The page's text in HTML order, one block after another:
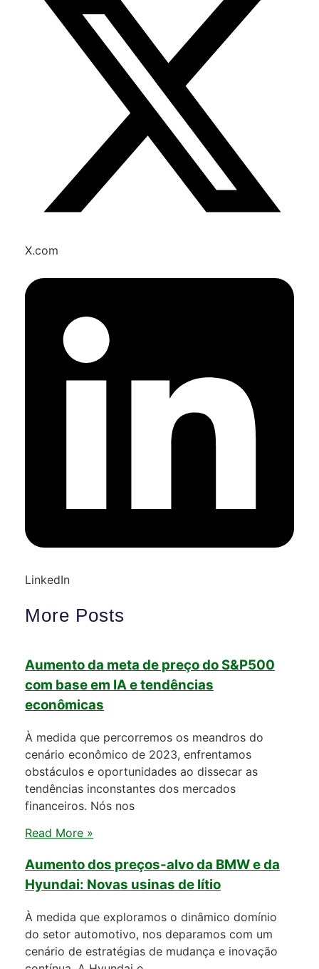
X.com
LinkedIn
More Posts
Aumento da meta de preço do S&P500
com base em IA e tendências
econômicas
À medida que percorremos os meandros do
cenário econômico de 2023, enfrentamos
obstáculos e oportunidades ao dissecar as
tendências inconstantes dos mercados
financeiros. Nós nos
Read More »
Aumento dos preços-alvo da BMW e da
Hyundai: Novas usinas de lítio
À medida que exploramos o dinâmico domínio
do setor automotivo, nos deparamos com um
cenário de estratégias de mudança e inovação